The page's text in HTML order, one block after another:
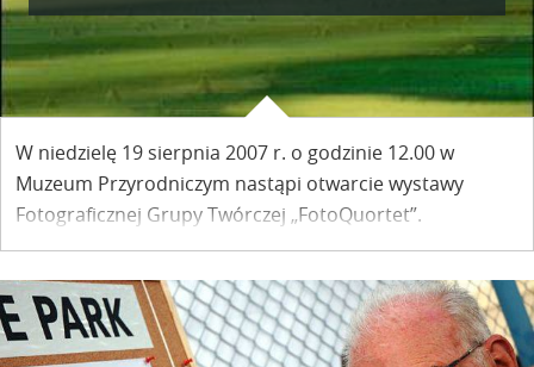
W niedzielę 19 sierpnia 2007 r. o godzinie 12.00 w
Muzeum Przyrodniczym nastąpi otwarcie wystawy
Fotograficznej Grupy Twórczej „FotoQuortet”.
Ekspozycja fotografii krajobrazowej „Pasma” jest
pierwszą wystawą tej młodej – powstałej wiosną tego
roku – Grupy.